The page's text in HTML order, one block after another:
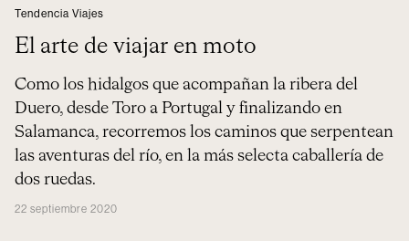
Tendencia Viajes
El arte de viajar en moto
Como los hidalgos que acompañan la ribera del
Duero, desde Toro a Portugal y finalizando en
Salamanca, recorremos los caminos que serpentean
las aventuras del río, en la más selecta caballería de
dos ruedas.
22 septiembre 2020